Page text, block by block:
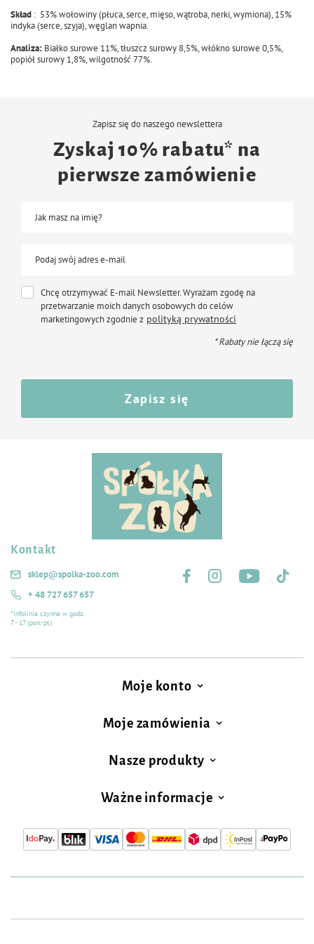
Skład : 53% wołowiny (płuca, serce, mięso, wątroba, nerki, wymiona), 15%
indyka (serce, szyja), węglan wapnia.
Analiza: Białko surowe 11%, tłuszcz surowy 8,5%, włókno surowe 0,5%,
popiół surowy 1,8%, wilgotność 77%.
Zapisz się do naszego newslettera
Zyskaj 10% rabatu* na
pierwsze zamówienie
Jak masz na imię?
Podaj swój adres e-mail
Chcę otrzymywać E-mail Newsletter. Wyrażam zgodę na
przetwarzanie moich danych osobowych do celów
marketingowych zgodnie z polityką prywatności
* Rabaty nie łączą się
Zapisz się
Kontakt
sklep@spolka-zoo.com
+ 48 727 657 657
*Infolinia czynna w godz.
7 - 17 (pon.-pt.)
Moje konto
Moje zamówienia
Nasze produkty
Ważne informacje